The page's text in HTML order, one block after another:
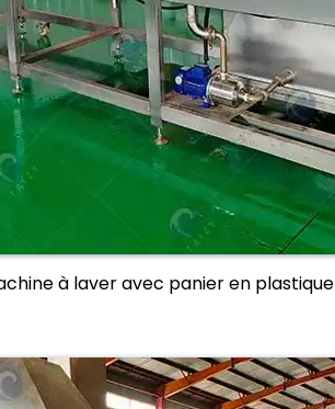
à laver avec panier en plastique